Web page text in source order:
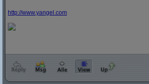
http://www.yangel.com